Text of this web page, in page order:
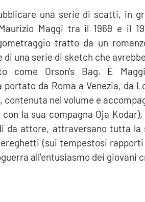
una serie di scatti, in
Maggi tra il 1969 e il
tratto da un
una serie di sketch che
come Orson's Bag. È
da Roma a Venezia, da
nel volume e
la sua compagna Oja
da attore, attraversano tutta
(sui tempestosi
all'entusiasmo dei giovani